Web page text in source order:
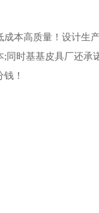
成本高质量！设计生
;同时基基皮具厂还承
！